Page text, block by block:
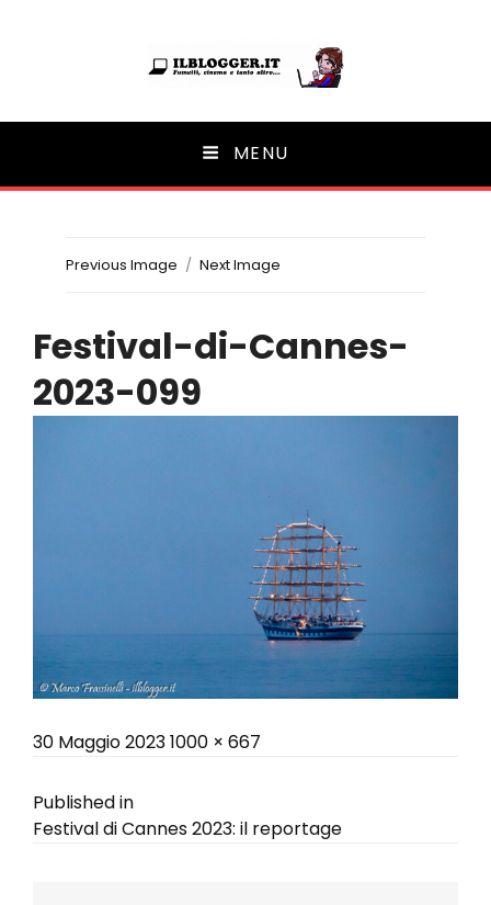
Ilblogger.it
Il portalino di blog | MENU
Previous Image Next Image
Festival-di-Cannes-
2023-099
Posted
30 Maggio 2023Full
1000 × 667
Navigazione
Published in
Festival di Cannes 2023: il reportage